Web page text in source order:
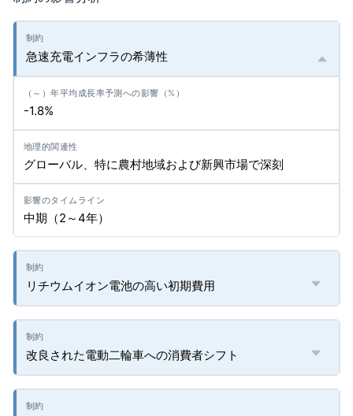
急速充電インフラの希薄性
-1.8%
グローバル、特に農村地域および新興市場で深刻
中期（2～4年）
リチウムイオン電池の高い初期費用
改良された電動二輪車への消費者シフト